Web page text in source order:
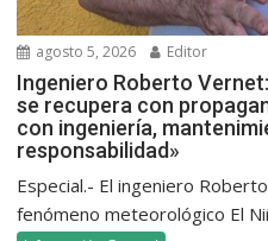
agosto 5, 2026 Editor
Ingeniero Roberto
se recupera con
con ingeniería,
responsabilidad»
Especial.- El ingeniero
fenómeno meteorológico El